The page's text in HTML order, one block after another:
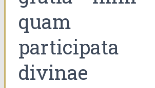
quam
participata
divinae